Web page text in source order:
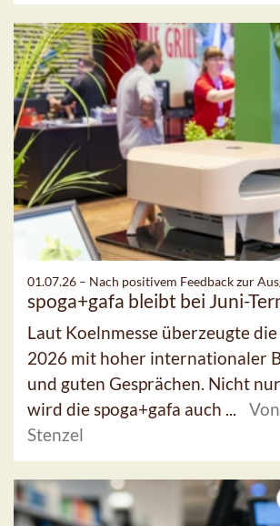
01.07.26 – Nach positivem Feedback zur
spoga+gafa bleibt bei Juni-
Laut Koelnmesse überzeugte die
2026 mit hoher internationaler
und guten Gesprächen. Nicht
wird die spoga+gafa auch ...
Stenzel